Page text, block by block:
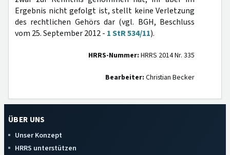
Ergebnis nicht gefolgt ist, stellt keine Verletzung
des rechtlichen Gehörs dar (vgl. BGH, Beschluss
vom 25. September 2012 - 1 StR 534/11).
HRRS-Nummer: HRRS 2014 Nr. 335
Bearbeiter: Christian Becker
ÜBER UNS
Unser Konzept
HRRS unterstützen